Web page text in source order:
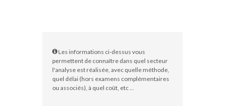
Les informations ci-dessus vous
permettent de connaître dans quel secteur
l'analyse est réalisée, avec quelle méthode,
quel délai (hors examens complémentaires
ou associés), à quel coût, etc ...